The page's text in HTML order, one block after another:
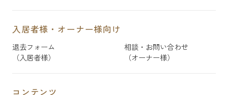
入居者様・オーナー様向け
退去フォーム
（入居者様）
相談・お問い合わせ
（オーナー様）
コンテンツ